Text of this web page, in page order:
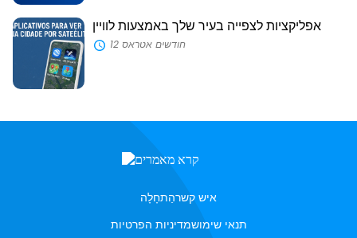
אפליקציות לצפייה בעיר שלך באמצעות לוויין
12 חודשים אטראס
הַתחָלָהאיש קשר
מדיניות הפרטיותתנאי שימוש